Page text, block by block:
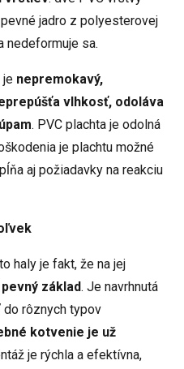
jadro z polyesterovej
nedeformuje sa.
je nepremokavý,
vlhkosť, odoláva
. PVC plachta je odolná
je plachtu možné
aj požiadavky na reakciu
haly je fakt, že na jej
základ. Je navrhnutá
do rôznych typov
kotvenie je už
je rýchla a efektívna,